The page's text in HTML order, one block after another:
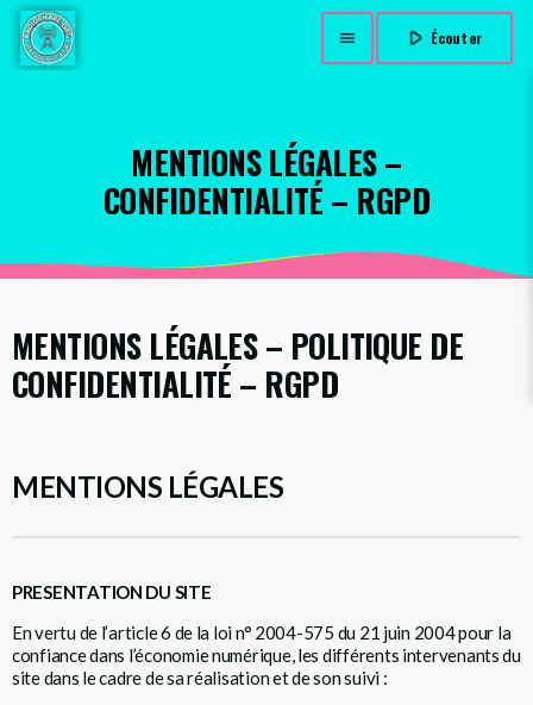
menu play_arrow Écouter
MENTIONS LÉGALES –
CONFIDENTIALITÉ – RGPD
MENTIONS LÉGALES – POLITIQUE DE
CONFIDENTIALITÉ – RGPD
MENTIONS LÉGALES
PRESENTATION DU SITE
En vertu de l’article 6 de la loi n° 2004-575 du 21 juin 2004 pour la
confiance dans l’économie numérique, les différents intervenants du
site dans le cadre de sa réalisation et de son suivi :